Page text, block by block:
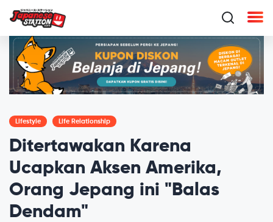
Lifestyle Life Relationship
Ditertawakan Karena
Ucapkan Aksen Amerika,
Orang Jepang ini "Balas
Dendam"